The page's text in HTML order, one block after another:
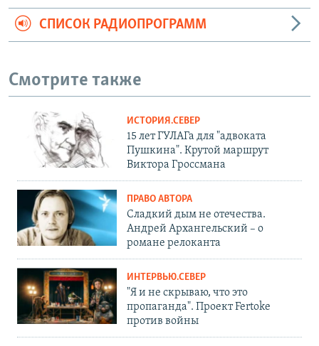
СПИСОК РАДИОПРОГРАММ
Смотрите также
ИСТОРИЯ.СЕВЕР
15 лет ГУЛАГа для "адвоката
Пушкина". Крутой маршрут
Виктора Гроссмана
ПРАВО АВТОРА
Сладкий дым не отечества.
Андрей Архангельский – о
романе релоканта
ИНТЕРВЬЮ.СЕВЕР
"Я и не скрываю, что это
пропаганда". Проект Fertoke
против войны